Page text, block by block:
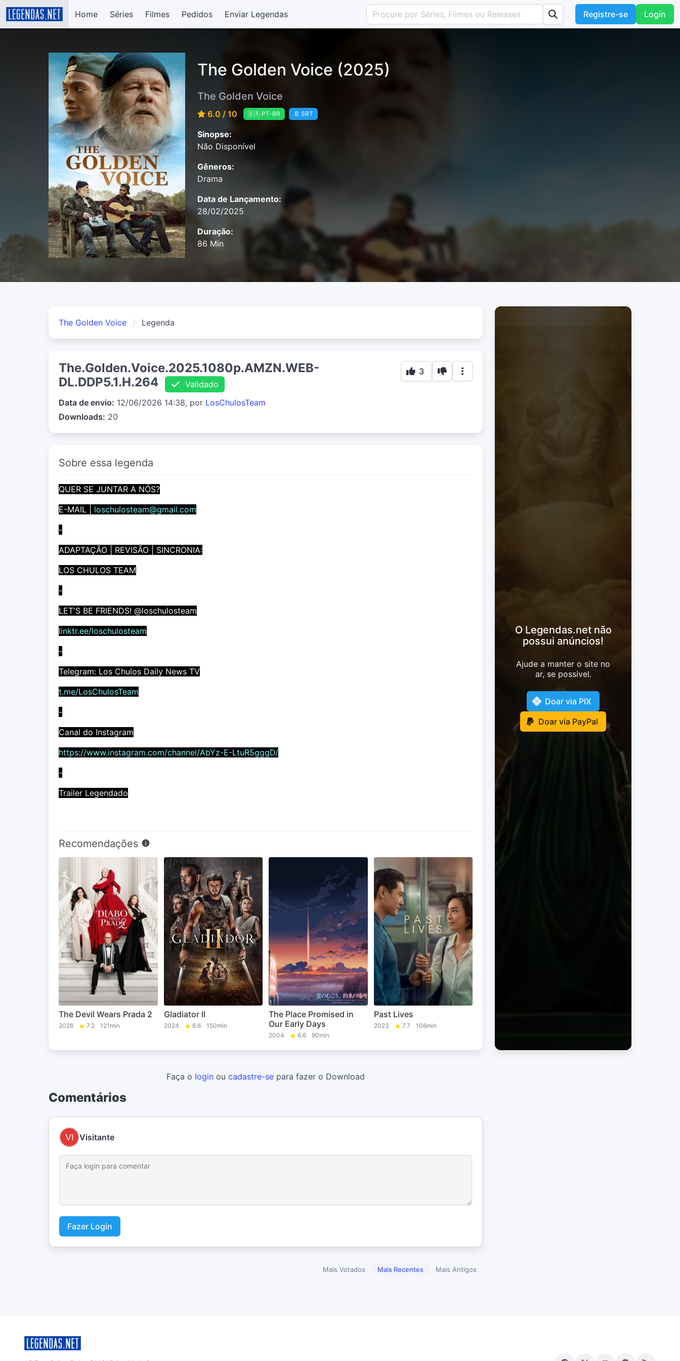
Home Séries Filmes Pedidos Enviar Legendas Registre-se Login
The Golden Voice (2025)
The Golden Voice
6.0 / 10 🇧🇷 PT-BR 📄 SRT
Sinopse:
Não Disponível
Gêneros:
Drama
Data de Lançamento:
28/02/2025
Duração:
86 Min
The Golden Voice Legenda
The.Golden.Voice.2025.1080p.AMZN.WEB-
DL.DDP5.1.H.264
Validado
Data de envio: 12/06/2026 14:38, por LosChulosTeam
Downloads: 20
3
Sobre essa legenda
QUER SE JUNTAR A NÓS?
E-MAIL | loschulosteam@gmail.com
-
ADAPTAÇÃO | REVISÃO | SINCRONIA:
LOS CHULOS TEAM
-
LET'S BE FRIENDS! @loschulosteam
linktr.ee/loschulosteam
-
Telegram: Los Chulos Daily News TV
t.me/LosChulosTeam
-
Canal do Instagram
https://www.instagram.com/channel/AbYz-E-LtuR5gggD/
-
Trailer Legendado
Recomendações
The Devil Wears Prada 2
2026 7.2 121min
Gladiator II
2024 6.6 150min
The Place Promised in
Our Early Days
2004 6.6 90min
Past Lives
2023 7.7 106min
O Legendas.net não
possui anúncios!
Ajude a manter o site no
ar, se possivel.
Doar via PIX
Doar via PayPal
Faça o login ou cadastre-se para fazer o Download
Comentários
Visitante
Fazer Login
Mais Votados Mais Recentes Mais Antigos